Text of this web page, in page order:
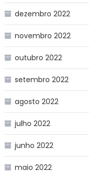
dezembro 2022
novembro 2022
outubro 2022
setembro 2022
agosto 2022
julho 2022
junho 2022
maio 2022